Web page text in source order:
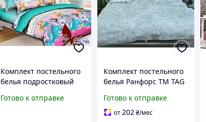
Комплект постельного
белья подростковый
Готово к отправке
Комплект постельного
белья Ранфорс ТМ TAG
Готово к отправке
от202₴/мес